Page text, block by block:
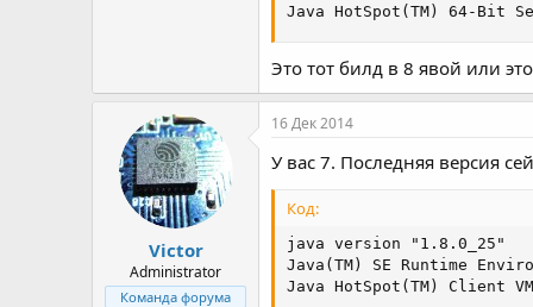
Java HotSpot(TM) 64-Bit
Это тот билд в 8 явой или
Victor
Administrator
Команда форума
16 Дек 2014
У вас 7. Последняя версия
Код:
java version "1.8.0_25"
Java(TM) SE Runtime
Java HotSpot(TM) Client